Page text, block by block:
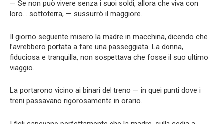
— Se non può vivere senza i suoi soldi, allora che viva con
loro… sottoterra, — sussurrò il maggiore.
Il giorno seguente misero la madre in macchina, dicendo che
l’avrebbero portata a fare una passeggiata. La donna,
fiduciosa e tranquilla, non sospettava che fosse il suo ultimo
viaggio.
La portarono vicino ai binari del treno — in quei punti dove i
treni passavano rigorosamente in orario.